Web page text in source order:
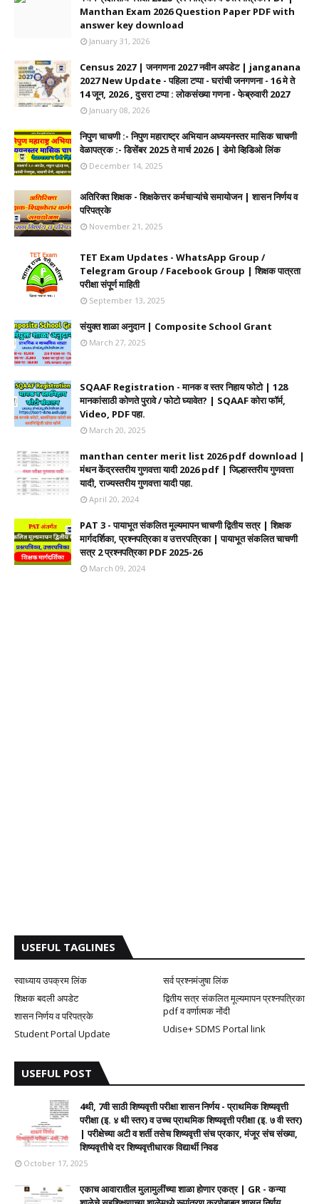
Manthan Exam 2026 Question Paper PDF with
answer key download
January 31, 2026
Census 2027 | जनगणना 2027 नवीन अपडेट | janganana
2027 New Update - पहिला टप्पा - घरांची जनगणना - 16 मे ते
14 जून, 2026 , दुसरा टप्पा : लोकसंख्या गणना - फेब्रुवारी 2027
January 08, 2026
निपुण चाचणी :- निपुण महाराष्ट्र अभियान अध्ययनस्तर मासिक चाचणी
वेळापत्रक :- डिसेंबर 2025 ते मार्च 2026 | डेमो व्हिडिओ लिंक
December 14, 2025
अतिरिक्त शिक्षक - शिक्षकेत्तर कर्मचाऱ्यांचे समायोजन | शासन निर्णय व
परिपत्रके
November 21, 2025
TET Exam Updates - WhatsApp Group /
Telegram Group / Facebook Group | शिक्षक पात्रता
परीक्षा संपूर्ण माहिती
September 13, 2025
संयुक्त शाळा अनुदान | Composite School Grant
March 27, 2025
SQAAF Registration - मानक व स्तर निहाय फोटो | 128
मानकांसाठी कोणते पुरावे / फोटो घ्यावेत? | SQAAF कोरा फॉर्म,
Video, PDF पहा.
March 20, 2025
manthan center merit list 2026 pdf download |
मंथन केंद्रस्तरीय गुणवत्ता यादी 2026 pdf | जिल्हास्तरीय गुणवत्ता
यादी, राज्यस्तरीय गुणवत्ता यादी पहा.
April 20, 2024
PAT 3 - पायाभूत संकलित मूल्यमापन चाचणी द्वितीय सत्र | शिक्षक
मार्गदर्शिका, प्रश्नपत्रिका व उत्तरपत्रिका | पायाभूत संकलित चाचणी
सत्र 2 प्रश्नपत्रिका PDF 2025-26
March 09, 2024
USEFUL TAGLINES
स्वाध्याय उपक्रम लिंक
सर्व प्रश्नमंजुषा लिंक
शिक्षक बदली अपडेट
द्वितीय सत्र संकलित मूल्यमापन प्रश्नपत्रिका
pdf व वर्णात्मक नोंदी
शासन निर्णय व परिपत्रके
Udise+ SDMS Portal link
Student Portal Update
USEFUL POST
4थी, 7वी साठी शिष्यवृत्ती परीक्षा शासन निर्णय - प्राथमिक शिष्यवृत्ती
परीक्षा (इ. ४ थी स्तर) व उच्च प्राथमिक शिष्यवृत्ती परीक्षा (इ. ७ वी स्तर)
| परीक्षेच्या अटी व शर्ती तसेच शिष्यवृत्ती संच प्रकार, मंजूर संच संख्या,
शिष्यवृत्तीचे दर शिष्यवृत्तीधारक विद्यार्थी निवड
October 17, 2025
एकाच आवारातील मुलामुलींच्या शाळा होणार एकत्र | GR - कन्या